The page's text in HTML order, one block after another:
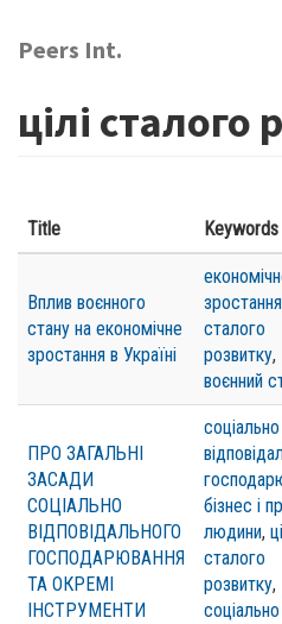
main
Peers Int.
цілі сталого
Title Keywords
Вплив воєнного
стану на економічне
зростання в Україні
зростання
сталого
розвитку,
воєнний
ПРО ЗАГАЛЬНІ
ЗАСАДИ
СОЦІАЛЬНО
ВІДПОВІДАЛЬНОГО
ГОСПОДАРЮВАННЯ
ТА ОКРЕМІ
ІНСТРУМЕНТИ
соціально
бізнес і
людини,
сталого
розвитку,
соціально